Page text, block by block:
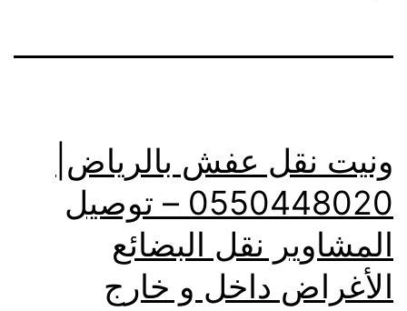
ونيت نقل عفش بالرياض|
0550448020 – توصيل
المشاوير نقل البضائع
الأغراض داخل و خارج